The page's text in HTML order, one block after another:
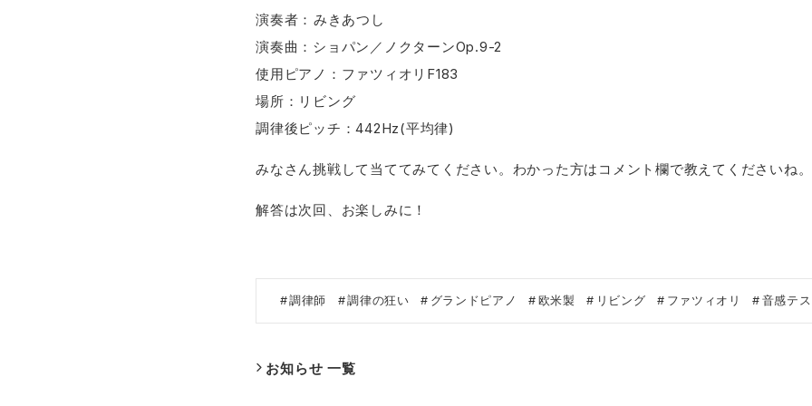
演奏者：​⁠​みきあつし
演奏曲：ショパン／ノクターンOp.9-2
使用ピアノ：ファツィオリF183
場所：リビング
調律後ピッチ：442Hz(平均律)
みなさん挑戦して当ててみてください。わかった方はコメント欄で教えてくださいね。
解答は次回、お楽しみに！
調律師 調律の狂い グランドピアノ 欧米製 リビング ファツィオリ 音感テ
お知らせ 一覧